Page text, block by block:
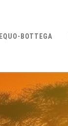
BOTTEGA